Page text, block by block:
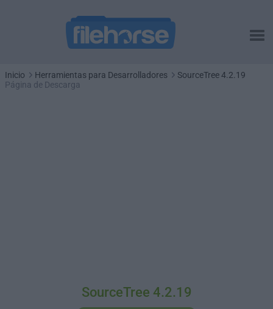
Inicio Herramientas para Desarrolladores
SourceTree 4.2.19
Página de Descarga
SourceTree 4.2.19